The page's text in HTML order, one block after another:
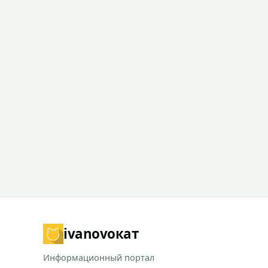
ivanovoкат
Информационный портал